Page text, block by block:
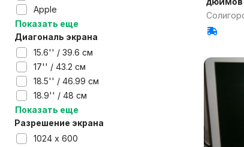
Apple
Показать еще
Диагональ экрана
15.6'' / 39.6 см
17'' / 43.2 см
18.5'' / 46.99 см
18.9'' / 48 см
Показать еще
Разрешение экрана
1024 х 600